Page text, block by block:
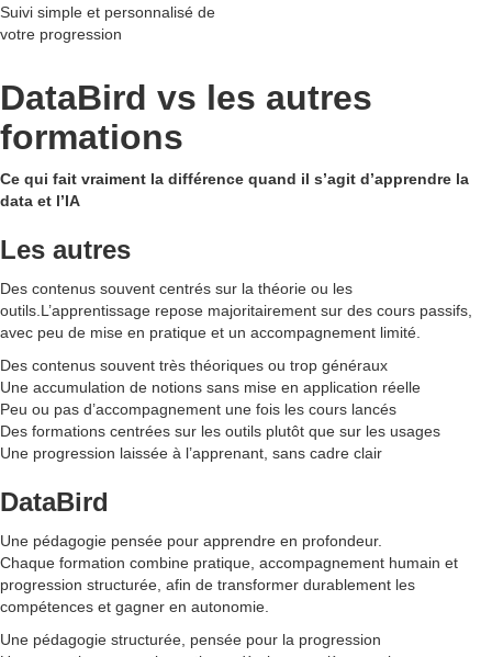
Suivi simple et personnalisé de
votre progression
DataBird vs les autres
formations
Ce qui fait vraiment la différence quand il s’agit d’apprendre la
data et l’IA
Les autres
Des contenus souvent centrés sur la théorie ou les
outils.L’apprentissage repose majoritairement sur des cours passifs,
avec peu de mise en pratique et un accompagnement limité.
Des contenus souvent très théoriques ou trop généraux
Une accumulation de notions sans mise en application réelle
Peu ou pas d’accompagnement une fois les cours lancés
Des formations centrées sur les outils plutôt que sur les usages
Une progression laissée à l’apprenant, sans cadre clair
DataBird
Une pédagogie pensée pour apprendre en profondeur.
Chaque formation combine pratique, accompagnement humain et
progression structurée, afin de transformer durablement les
compétences et gagner en autonomie.
Une pédagogie structurée, pensée pour la progression